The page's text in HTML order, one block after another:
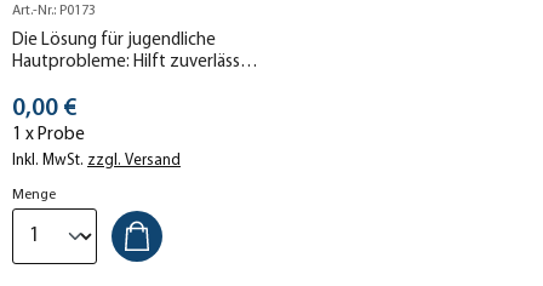
Art.-Nr.: P0173
Die Lösung für jugendliche
Hautprobleme: Hilft zuverlässig
Problemhaut. Parfümfreie
Salbe zur punktuellen
Anwendung.
Stückpreis
0,00 €
1 x Probe
Inkl. MwSt. zzgl. Versand
Menge